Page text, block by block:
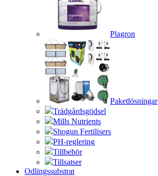
Plagron
Paketlösningar
Trädgårdsgödsel
Mills Nutrients
Shogun Fertilisers
PH-reglering
Tillbehör
Tillsatser
Odlingssubstrat